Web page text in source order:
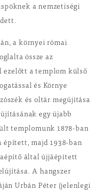
a nemzetiségi
a környei római
össze az
ezelőtt a templom külső
és Környe
és oltár megújítása
egy újabb
templomunk 1878-ban
épített, majd 1938-ban
által újjáépített
A hangszer
Urbán Péter (jelenlegi